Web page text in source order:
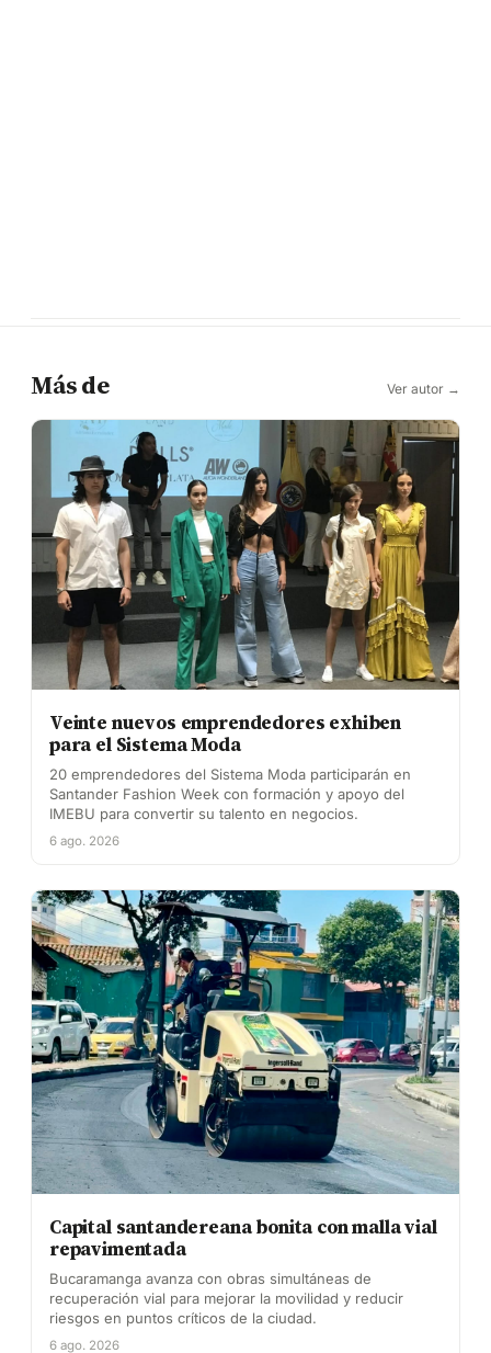
Más de Ver autor →
Veinte nuevos emprendedores exhiben
para el Sistema Moda
20 emprendedores del Sistema Moda participarán en
Santander Fashion Week con formación y apoyo del
IMEBU para convertir su talento en negocios.
6 ago. 2026
Capital santandereana bonita con malla vial
repavimentada
Bucaramanga avanza con obras simultáneas de
recuperación vial para mejorar la movilidad y reducir
riesgos en puntos críticos de la ciudad.
6 ago. 2026